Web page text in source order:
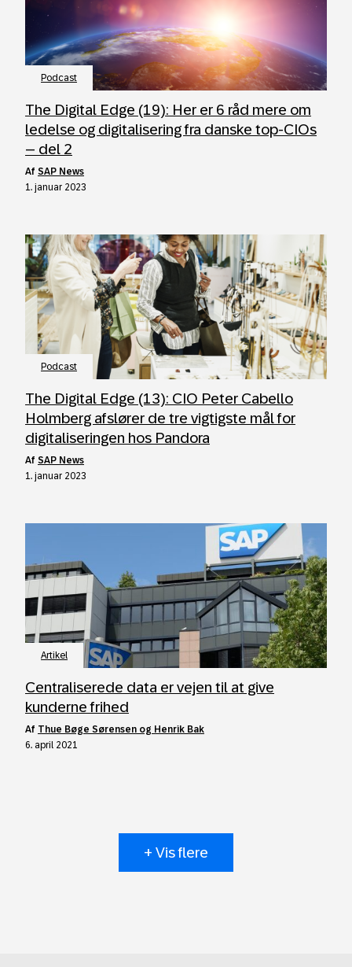
Podcast
The Digital Edge (19): Her er 6 råd mere om
ledelse og digitalisering fra danske top-CIOs
– del 2
af SAP News
1. januar 2023
Podcast
The Digital Edge (13): CIO Peter Cabello
Holmberg afslører de tre vigtigste mål for
digitaliseringen hos Pandora
af SAP News
1. januar 2023
Artikel
Centraliserede data er vejen til at give
kunderne frihed
af Thue Bøge Sørensen og Henrik Bak
6. april 2021
+ Vis flere